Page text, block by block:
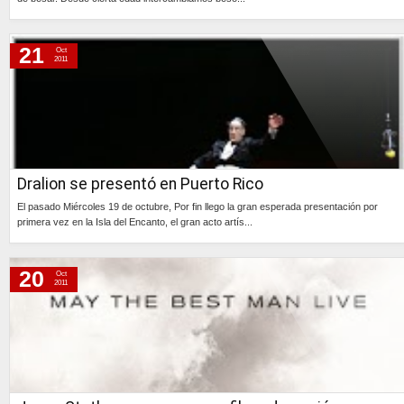
Dralion se presentó en Puerto Rico
El pasado Miércoles 19 de octubre, Por fin llego la gran esperada presentación por
primera vez en la Isla del Encanto, el gran acto artís...
21
Oct
2011
20
Oct
2011